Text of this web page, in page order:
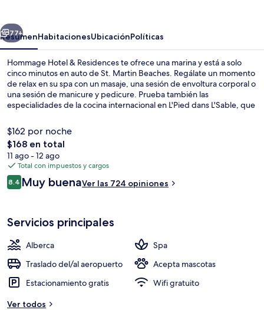
Siguiente
77+
ResumenHabitacionesUbicaciónPolíticas
Hommage Hotel & Residences te ofrece una marina y está a solo
cinco minutos en auto de St. Martin Beaches. Regálate un momento
de relax en su spa con un masaje, una sesión de envoltura corporal o
una sesión de manicure y pedicure. Prueba también las
especialidades de la cocina internacional en L'Pied dans L'Sable, que
amenidades a destacar de este hotel de lujo son sus 2 albercas al
aire libre, su bar o lounge y su sala de fitness. A otros visitantes les
encanta el personal amable.
$162 por noche
El
precio
total
es
de
$168 en total
11 ago - 12 ago
Total con impuestos y cargos
Opiniones
8.48.4 de 10,
Muy buenaVer las 724 opiniones
Servicios principales
Alberca
Spa
Traslado del/al aeropuerto
Acepta mascotas
Estacionamiento gratis
Wifi gratuito
Ver todos